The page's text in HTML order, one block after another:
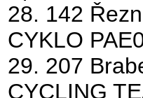
28. 142
CYKLO
29. 207
CYCLING